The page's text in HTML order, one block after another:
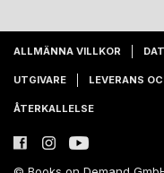
ALLMÄNNA VILLKOR
UTGIVARE LEVERANS
ÅTERKALLELSE